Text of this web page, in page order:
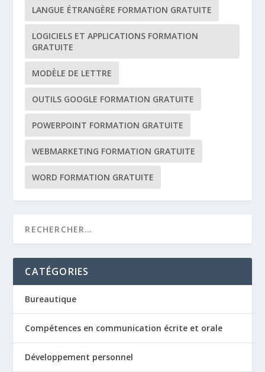
LANGUE ÉTRANGÈRE FORMATION GRATUITE
LOGICIELS ET APPLICATIONS FORMATION
GRATUITE
MODÈLE DE LETTRE
OUTILS GOOGLE FORMATION GRATUITE
POWERPOINT FORMATION GRATUITE
WEBMARKETING FORMATION GRATUITE
WORD FORMATION GRATUITE
CATÉGORIES
Bureautique
Compétences en communication écrite et orale
Développement personnel